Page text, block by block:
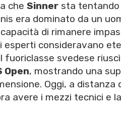
che Sinner sta tentando
era dominato da un
di rimanere
consideravano
fuoriclasse svedese
Open, mostrando una
Oggi, a distanza
avere i mezzi tecnici e